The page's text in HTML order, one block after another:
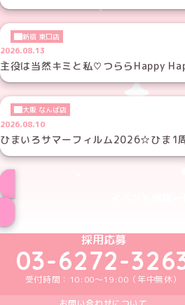
新宿 東口店
2026.08.13
主役は当然キミと私♡つららHappy
大阪 なんば店
2026.08.10
ひまいろサマーフィルム2026☆ひま1
めいどりーみん
めいどりーみ
めいどり
めい
採用応募
03-6272-
受付時間：10:00～19:00（年中無休）